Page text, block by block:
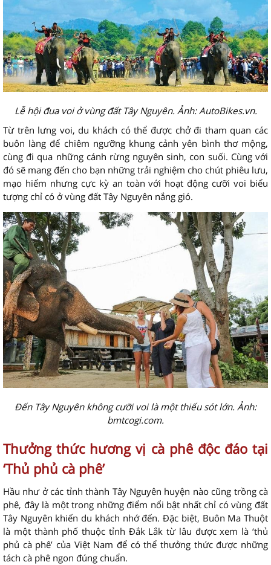
Lễ hội đua voi ở vùng đất Tây Nguyên. Ảnh: AutoBikes.vn.
Từ trên lưng voi, du khách có thể được chở đi tham quan các
buôn làng để chiêm ngưỡng khung cảnh yên bình thơ mộng,
cùng đi qua những cánh rừng nguyên sinh, con suối. Cùng với
đó sẽ mang đến cho bạn những trải nghiệm cho chút phiêu lưu,
mạo hiểm nhưng cực kỳ an toàn với hoạt động cưỡi voi biểu
tượng chỉ có ở vùng đất Tây Nguyên nắng gió.
Đến Tây Nguyên không cưỡi voi là một thiếu sót lớn. Ảnh:
bmtcogi.com.
Thưởng thức hương vị cà phê độc đáo tại
‘Thủ phủ cà phê’
Hầu như ở các tỉnh thành Tây Nguyên huyện nào cũng trồng cà
phê, đây là một trong những điểm nổi bật nhất chỉ có vùng đất
Tây Nguyên khiến du khách nhớ đến. Đặc biệt, Buôn Ma Thuột
là một thành phố thuộc tỉnh Đắk Lắk từ lâu được xem là ‘thủ
phủ cà phê’ của Việt Nam để có thể thưởng thức được những
tách cà phê ngon đúng chuẩn.